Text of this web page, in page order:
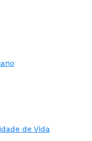
de Vida